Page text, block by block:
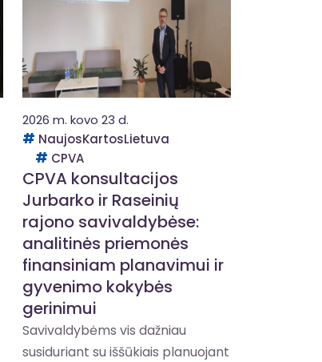
2026 m. kovo 23 d.
NaujosKartosLietuva
CPVA
CPVA konsultacijos
Jurbarko ir Raseinių
rajono savivaldybėse:
analitinės priemonės
finansiniam planavimui ir
gyvenimo kokybės
gerinimui
Savivaldybėms vis dažniau
susiduriant su iššūkiais planuojant